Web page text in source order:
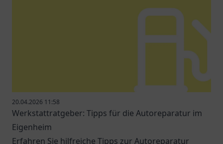
20.04.2026 11:58
Werkstattratgeber: Tipps für die Autoreparatur im
Eigenheim
Erfahren Sie hilfreiche Tipps zur Autoreparatur